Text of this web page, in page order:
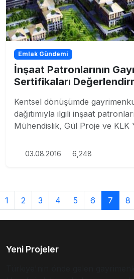
Emlak Gündemi
İnşaat Patronlarının
Sertifikaları
Kentsel dönüşümde
dağıtımıyla ilgili inşaat
Mühendislik, Gül Proje ve KLK
03.08.2016 6,248
1 2 3 4 5 6 7 8
Yeni Projeler